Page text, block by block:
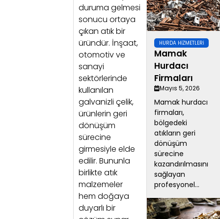
duruma gelmesi
sonucu ortaya
çıkan atık bir
üründür. İnşaat,
otomotiv ve
sanayi
sektörlerinde
kullanılan
galvanizli çelik,
ürünlerin geri
dönüşüm
sürecine
girmesiyle elde
edilir. Bununla
birlikte atık
malzemeler
hem doğaya
duyarlı bir
HURDA HIZMETLERI
Mamak
Hurdacı
Firmaları
Mayıs 5, 2026
Mamak hurdacı
firmaları,
bölgedeki
atıkların geri
dönüşüm
sürecine
kazandırılmasını
sağlayan
profesyonel...